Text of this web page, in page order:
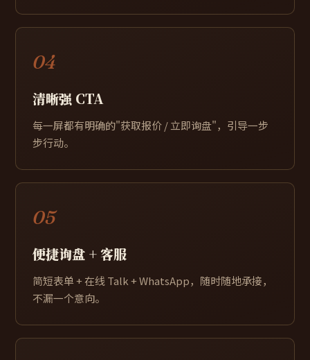
04
清晰强 CTA
每一屏都有明确的"获取报价 / 立即询盘"，引导一步
步行动。
05
便捷询盘 + 客服
简短表单 + 在线 Talk + WhatsApp，随时随地承接，
不漏一个意向。